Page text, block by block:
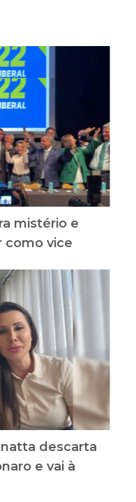
mistério e
como vice
descarta
e vai à